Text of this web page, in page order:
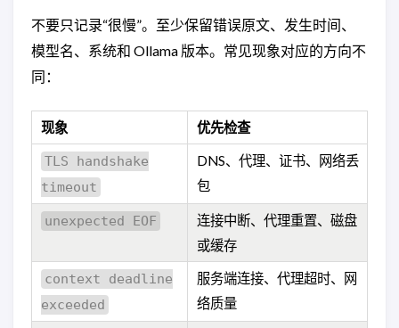
不要只记录“很慢”。至少保留错误原文、发生时间、
模型名、系统和 Ollama 版本。常见现象对应的方向不
同：
现象 优先检查
TLS handshake
timeout
DNS、代理、证书、网络丢
包
unexpected EOF
连接中断、代理重置、磁盘
或缓存
context deadline
exceeded
服务端连接、代理超时、网
络质量